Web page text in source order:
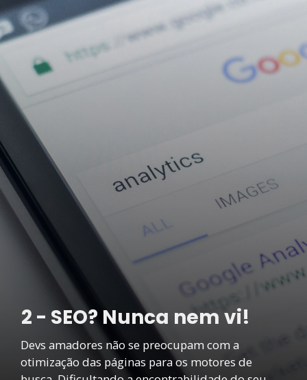
2 - SEO? Nunca nem vi!
Devs amadores não se preocupam com a
otimização das páginas para os motores de